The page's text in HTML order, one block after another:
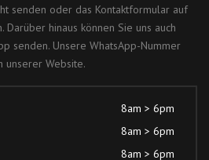
senden oder das Kontaktformular auf
hinaus können Sie uns auch
senden. Unsere WhatsApp-Nummer
unserer Website.
8am > 6pm
8am > 6pm
8am > 6pm